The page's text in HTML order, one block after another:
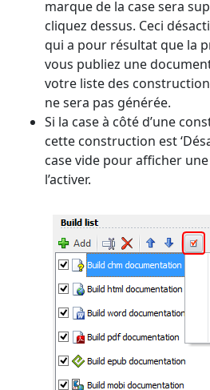
marque de la case sera
cliquez dessus. Ceci
qui a pour résultat que la
vous publiez une
votre liste des
ne sera pas générée.
Si la case à côté d’une
cette construction est
case vide pour afficher
l’activer.